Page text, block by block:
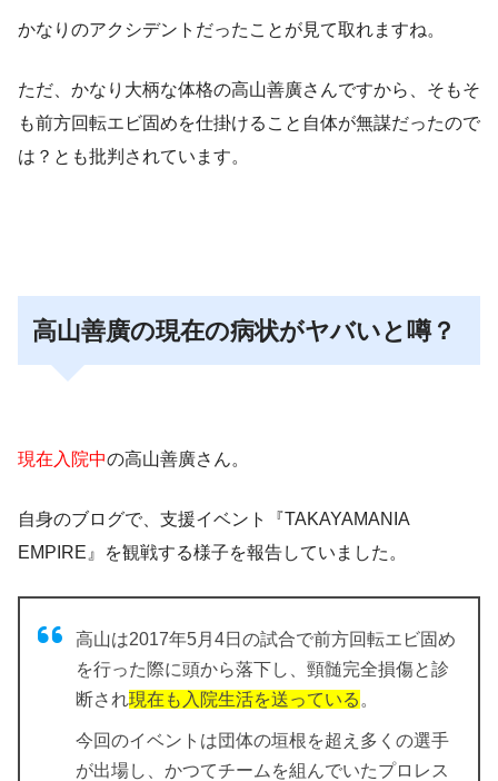
かなりのアクシデントだったことが見て取れますね。
ただ、かなり大柄な体格の高山善廣さんですから、そもそ
も前方回転エビ固めを仕掛けること自体が無謀だったので
は？ とも批判されています。
高山善廣の現在の病状がヤバいと噂？
現在入院中の高山善廣さん。
自身のブログで、 支援イベント『TAKAYAMANIA
EMPIRE』
を観戦する様子を報告していました。
高山は2017年5月4日の試合で前方回転エビ固め
を行った際に頭から落下し、頸髄完全損傷と診
断され現在も入院生活を送っている 。
今回のイベントは団体の垣根を超え多くの選手
が出場し、かつてチームを組んでいたプロレス